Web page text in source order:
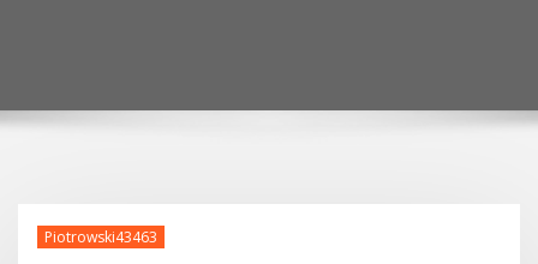
Piotrowski43463